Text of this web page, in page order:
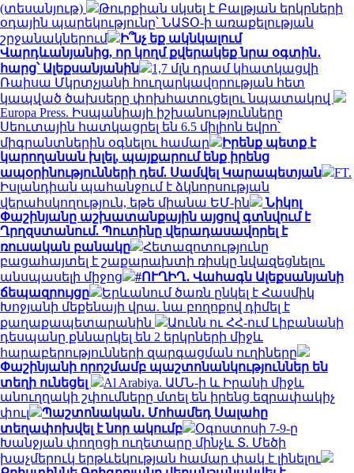
(տեսանյութ)
Թուրքիան սկսել է Բալթյան երկրների
օդային պարեկությունը՝ ՆԱՏՕ-ի առաքելության
շրջանակներում
Ի՞նչ եք ակնկալում
Վարդևանյանից, որ կողմ քվերակեք նրա օգտին․
հարց՝ Ալեքսանյանին
1,7 մլն դրամ կհատկացվի
Ռաիսա Մկրտչյանի հուղարկավորության հետ
կապված ծախսերը փոխհատուցելու նպատակով
Europa Press. Իսպանիայի իշխանությունները
Սեուտային հատկացրել են 6.5 միլիոն եվրո՝
միգրանտներին օգնելու համար
Իրենք պետք է
կարողանան խլել, պայքարում ենք իրենց
ապօրինությունների դեմ. Սամվել Կարապետյան
FT.
Իսլանդիան պահանջում է ձկնորսության
վերահսկողություն, եթե միանա ԵՄ-ին
Նիկոլ
Փաշինյանը աշխատանքային այցով գտնվում է
Ղրղզստանում. Պուտինը վերադասավորել է
ռուսական բանակը
Հետազոտությունը
բացահայտել է շաքարախտի ռիսկը նվազեցնելու
անսպասելի միջոց
#ՈՒՂԻՂ․ Վահագն Ալեքսանյանի
ճեպազրույցը
Երևանում ծառն ընկել է Հասմիկ
Խոջյանի մեքենայի վրա. նա բողոքով դիմել է
քաղաքապետարանին
Աունն ու ՀՀ-ում Լիբանանի
դեսպանը քննարկել են 2 երկրների միջև
հարաբերությունների զարգացման ուղիները
Փաշինյանի որոշմամբ պաշտոնանկություններ են
տեղի ունեցել
Al Arabiya. ԱՄՆ-ի և Իրանի միջև
անուղղակի շփումները մտել են իրենց եզրափակիչ
փուլ
Պաշտոնական․ Մոհամեդ Սալահը
տեղափոխվել է նոր ակումբ
Օգոստոսի 7-9-ը
Խանջյան փողոցի ուղետարը մինչև Տ. Մեծի
խաչմերուկ երթևեկության համար փակ է լինելու